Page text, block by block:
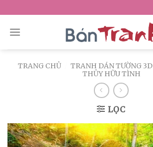
to
content
TRANG CHỦ TRANH DÁN TƯỜNG 3D
THỦY HỮU TÌNH
LỌC